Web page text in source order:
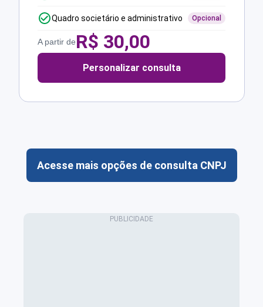
Quadro societário e administrativo Opcional
A partir deR$ 30,00
Personalizar consulta
Acesse mais opções de consulta CNPJ